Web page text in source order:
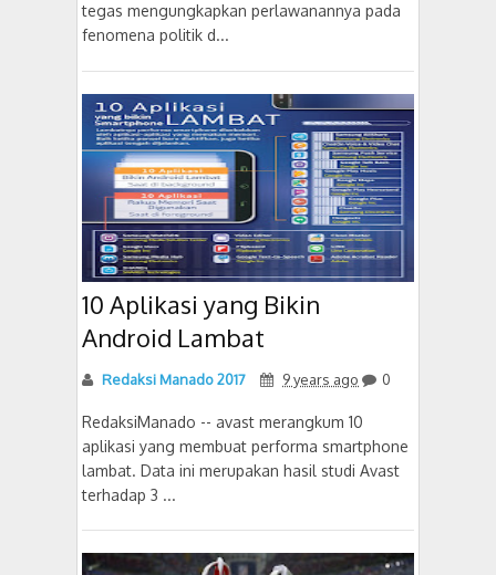
tegas mengungkapkan perlawanannya pada
fenomena politik d...
10 Aplikasi yang Bikin
Android Lambat
Redaksi Manado 2017 9 years ago 0
RedaksiManado -- avast merangkum 10
aplikasi yang membuat performa smartphone
lambat. Data ini merupakan hasil studi Avast
terhadap 3 ...